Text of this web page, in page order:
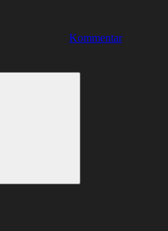
Kommentar